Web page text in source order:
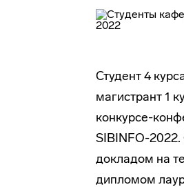
Студент 4
магистрант 1
конкурсе-
SIBINFO-
докладом на
дипломом